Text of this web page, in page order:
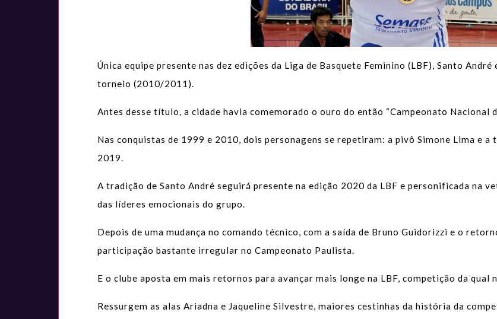
Única equipe presente nas dez edições da Liga de Basquete Feminino (LBF), Santo
torneio (2010/2011).
Antes desse título, a cidade havia comemorado o ouro do então “Campeonato Nacional
Nas conquistas de 1999 e 2010, dois personagens se repetiram: a pivô Simone Lima e
2019.
A tradição de Santo André seguirá presente na edição 2020 da LBF e personificada na
das líderes emocionais do grupo.
Depois de uma mudança no comando técnico, com a saída de Bruno Guidorizzi e o
participação bastante irregular no Campeonato Paulista.
E o clube aposta em mais retornos para avançar mais longe na LBF, competição da
Ressurgem as alas Ariadna e Jaqueline Silvestre, maiores cestinhas da história da